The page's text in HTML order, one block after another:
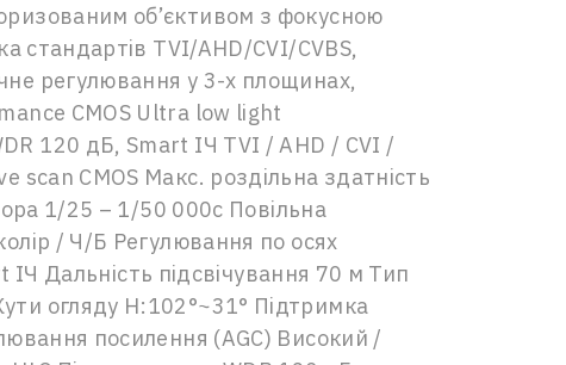
об’єктивом з фокусною
стандартів TVI/AHD/CVI/CVBS,
регулювання у 3-х площинах,
CMOS Ultra low light
120 дБ, Smart ІЧ TVI / AHD / CVI /
CMOS Макс. роздільна здатність
1/25 – 1/50 000с Повільна
/ Ч/Б Регулювання по осях
Дальність підсвічування 70 м Тип
огляду H:102°~31° Підтримка
посилення (AGC) Високий /